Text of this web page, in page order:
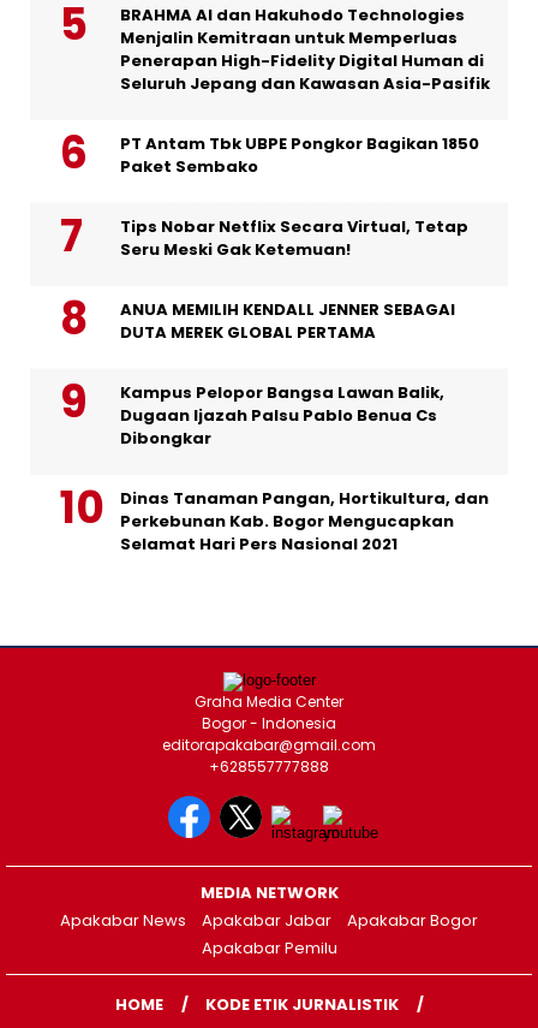
BRAHMA AI dan Hakuhodo Technologies
Menjalin Kemitraan untuk Memperluas
Penerapan High-Fidelity Digital Human di
Seluruh Jepang dan Kawasan Asia-Pasifik
PT Antam Tbk UBPE Pongkor Bagikan 1850
Paket Sembako
Tips Nobar Netflix Secara Virtual, Tetap
Seru Meski Gak Ketemuan!
ANUA MEMILIH KENDALL JENNER SEBAGAI
DUTA MEREK GLOBAL PERTAMA
Kampus Pelopor Bangsa Lawan Balik,
Dugaan Ijazah Palsu Pablo Benua Cs
Dibongkar
Dinas Tanaman Pangan, Hortikultura, dan
Perkebunan Kab. Bogor Mengucapkan
Selamat Hari Pers Nasional 2021
Graha Media Center
Bogor - Indonesia
editorapakabar@gmail.com
+628557777888
MEDIA NETWORK
Apakabar News
Apakabar Jabar
Apakabar Bogor
Apakabar Pemilu
HOME KODE ETIK JURNALISTIK